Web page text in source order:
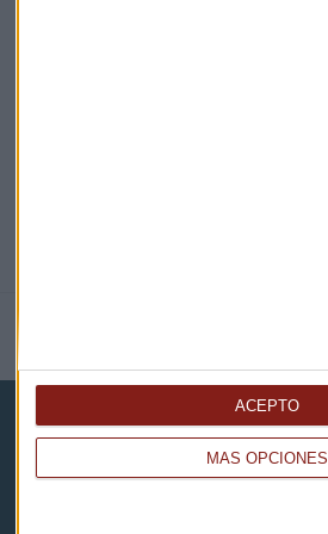
MÁS OPCIONES
ACEPTO
NOTICIAS RELACIONADAS